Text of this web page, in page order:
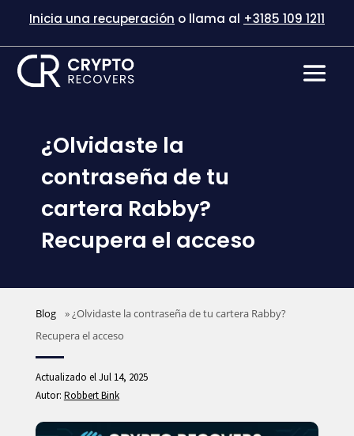
Inicia una recuperación o llama al +3185 109 1211
¿Olvidaste la
contraseña de tu
cartera Rabby?
Recupera el acceso
Blog »¿Olvidaste la contraseña de tu cartera Rabby?
Recupera el acceso
Actualizado el Jul 14, 2025
Autor: Robbert Bink